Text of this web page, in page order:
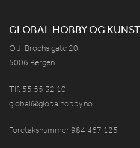
GLOBAL HOBBY OG
O.J. Brochs gate 20
5006 Bergen
Tlf: 55 55 32 10
global@globalhobby.no
Foretaksnummer 984 467 125